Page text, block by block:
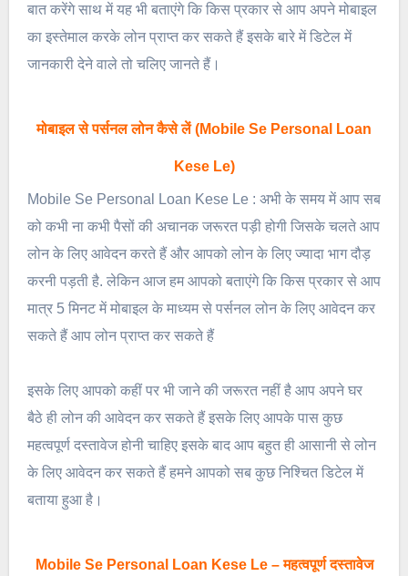
बात करेंगे साथ में यह भी बताएंगे कि किस प्रकार से आप अपने मोबाइल
का इस्तेमाल करके लोन प्राप्त कर सकते हैं इसके बारे में डिटेल में
जानकारी देने वाले तो चलिए जानते हैं।
मोबाइल से पर्सनल लोन कैसे लें (Mobile Se Personal Loan
Kese Le)
Mobile Se Personal Loan Kese Le : अभी के समय में आप सब
को कभी ना कभी पैसों की अचानक जरूरत पड़ी होगी जिसके चलते आप
लोन के लिए आवेदन करते हैं और आपको लोन के लिए ज्यादा भाग दौड़
करनी पड़ती है. लेकिन आज हम आपको बताएंगे कि किस प्रकार से आप
मात्र 5 मिनट में मोबाइल के माध्यम से पर्सनल लोन के लिए आवेदन कर
सकते हैं आप लोन प्राप्त कर सकते हैं
इसके लिए आपको कहीं पर भी जाने की जरूरत नहीं है आप अपने घर
बैठे ही लोन की आवेदन कर सकते हैं इसके लिए आपके पास कुछ
महत्वपूर्ण दस्तावेज होनी चाहिए इसके बाद आप बहुत ही आसानी से लोन
के लिए आवेदन कर सकते हैं हमने आपको सब कुछ निश्चित डिटेल में
बताया हुआ है।
Mobile Se Personal Loan Kese Le – महत्वपूर्ण दस्तावेज